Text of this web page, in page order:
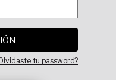
tu password?